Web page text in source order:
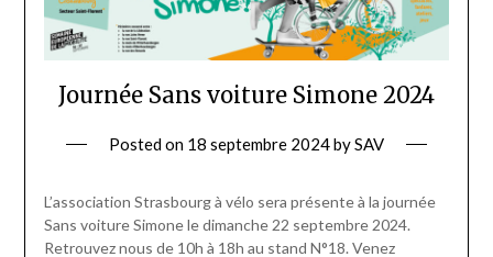
Journée Sans voiture Simone 2024
Posted on 18 septembre 2024bySAV
L’association Strasbourg à vélo sera présente à la journée
Sans voiture Simone le dimanche 22 septembre 2024.
Retrouvez nous de 10h à 18h au stand N°18. Venez